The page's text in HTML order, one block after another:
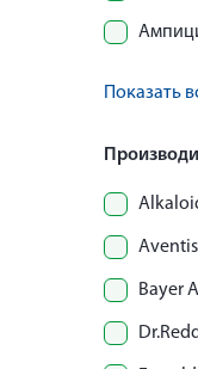
Показать
Aventis
Bayer